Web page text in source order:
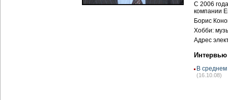
С 2006
компании
Борис
Хобби:
Адрес
Интервью
В
(16.10.08)